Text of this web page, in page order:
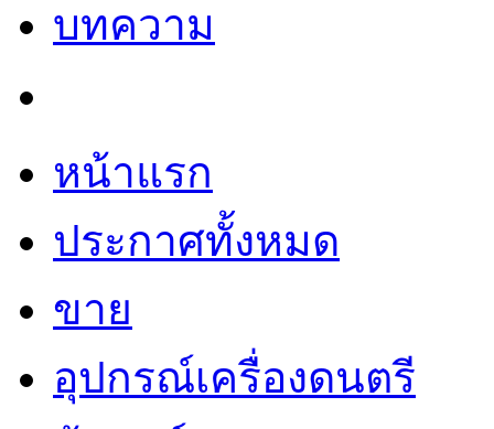
บทความ
หน้าแรก
ประกาศทั้งหมด
ขาย
อุปกรณ์เครื่องดนตรี